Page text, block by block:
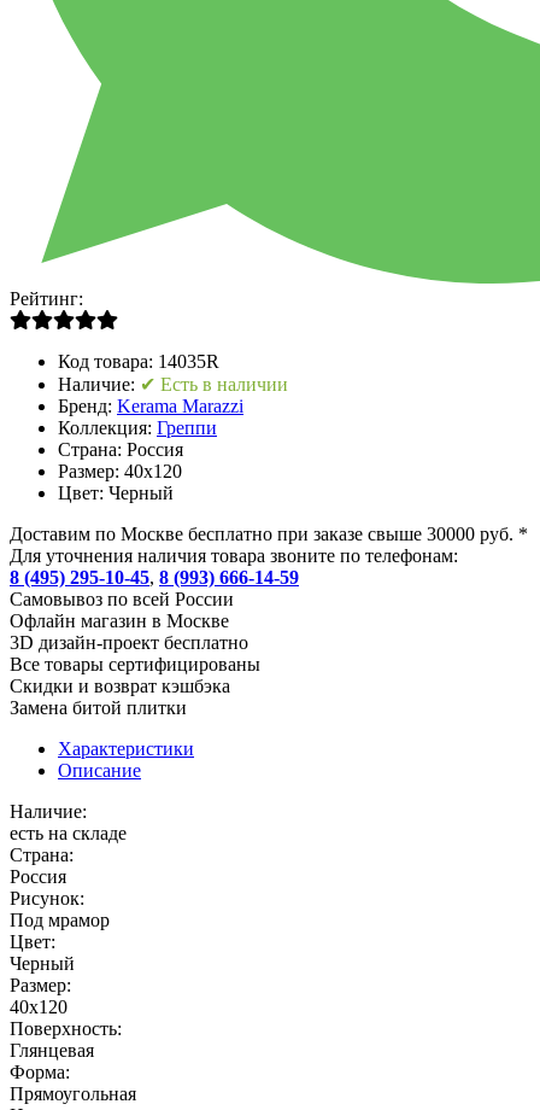
Рейтинг:
Код товара: 14035R
Наличие: ✔ Есть в наличии
Бренд: Kerama Marazzi
Коллекция: Греппи
Страна: Россия
Размер: 40x120
Цвет: Черный
Доставим по Москве бесплатно при заказе свыше 30000 руб. *
Для уточнения наличия товара звоните по телефонам:
8 (495) 295-10-45, 8 (993) 666-14-59
Cамовывоз по всей России
Офлайн магазин в Москве
3D дизайн-проект бесплатно
Все товары сертифицированы
Скидки и возврат кэшбэка
Замена битой плитки
Характеристики
Описание
Наличие:
есть на складе
Страна:
Россия
Рисунок:
Под мрамор
Цвет:
Черный
Размер:
40x120
Поверхность:
Глянцевая
Форма:
Прямоугольная